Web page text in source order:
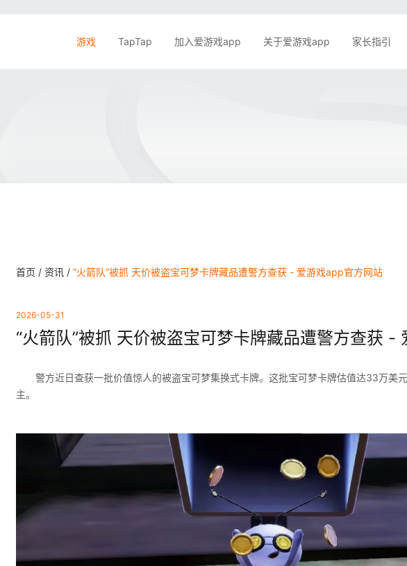
游戏 TapTap 加入爱游戏app 关于爱游戏app 家长指引
首页 / 资讯 / “火箭队”被抓 天价被盗宝可梦卡牌藏品遭警方查获 - 爱游戏app官方网站
2026-05-31
“火箭队”被抓 天价被盗宝可梦卡牌藏品遭警方查获 -
警方近日查获一批价值惊人的被盗宝可梦集换式卡牌。这批宝可梦卡牌估值达33万美
主。